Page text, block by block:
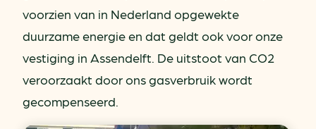
voorzien van in Nederland opgewekte
duurzame energie en dat geldt ook voor onze
vestiging in Assendelft. De uitstoot van CO2
veroorzaakt door ons gasverbruik wordt
gecompenseerd.